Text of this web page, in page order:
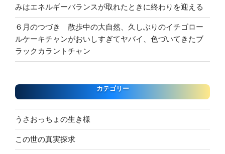
みはエネルギーバランスが取れたときに終わりを迎える
６月のつづき 散歩中の大自然、久しぶりのイチゴロー
ルケーキチャンがおいしすぎてヤバイ、色づいてきたブ
ラックカラントチャン
カテゴリー
うさおっちょの生き様
この世の真実探求